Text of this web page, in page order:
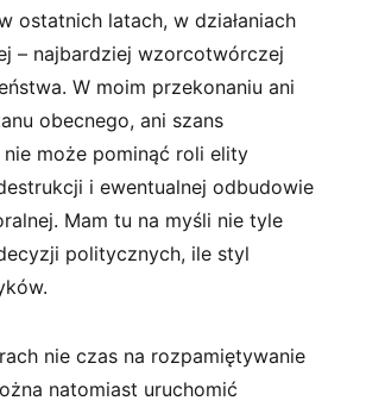
ostatnich latach, w działaniach
– najbardziej wzorcotwórczej
W moim przekonaniu ani
obecnego, ani szans
nie może pominąć roli elity
i ewentualnej odbudowie
Mam tu na myśli nie tyle
politycznych, ile styl
nie czas na rozpamiętywanie
natomiast uruchomić